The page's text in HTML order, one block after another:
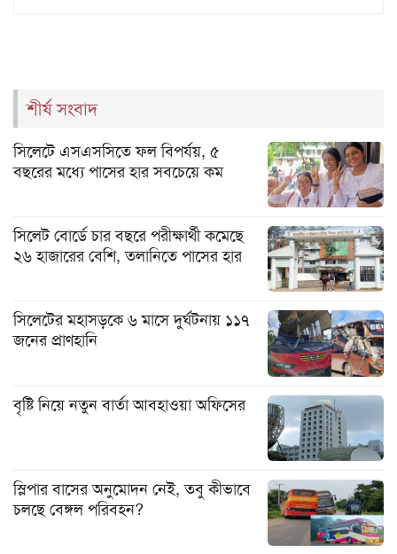
শীর্ষ সংবাদ
সিলেটে এসএসসিতে ফল বিপর্যয়, ৫
বছরের মধ্যে পাসের হার সবচেয়ে কম
সিলেট বোর্ডে চার বছরে পরীক্ষার্থী কমেছে
২৬ হাজারের বেশি, তলানিতে পাসের হার
সিলেটের মহাসড়কে ৬ মাসে দুর্ঘটনায় ১১৭
জনের প্রাণহানি
বৃষ্টি নিয়ে নতুন বার্তা আবহাওয়া অফিসের
স্লিপার বাসের অনুমোদন নেই, তবু কীভাবে
চলছে বেঙ্গল পরিবহন?